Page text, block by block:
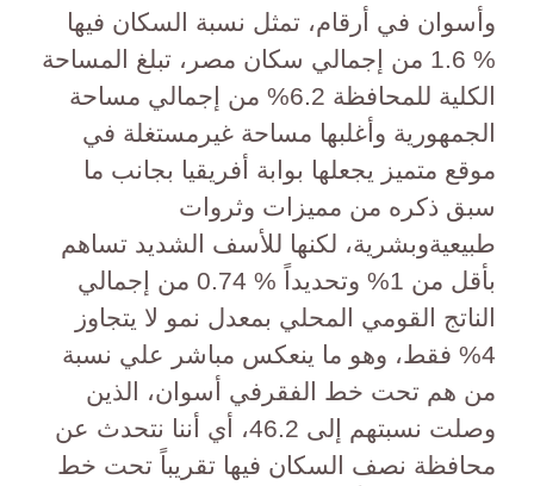
وأسوان في أرقام، تمثل نسبة السكان فيها
% 1.6 من إجمالي سكان مصر، تبلغ المساحة
الكلية للمحافظة 6.2% من إجمالي مساحة
الجمهورية وأغلبها مساحة غيرمستغلة في
موقع متميز يجعلها بوابة أفريقيا بجانب ما
سبق ذكره من مميزات وثروات
طبيعيةوبشرية، لكنها للأسف الشديد تساهم
بأقل من 1% وتحديداً % 0.74 من إجمالي
الناتج القومي المحلي بمعدل نمو لا يتجاوز
4% فقط، وهو ما ينعكس مباشر علي نسبة
من هم تحت خط الفقرفي أسوان، الذين
وصلت نسبتهم إلى 46.2، أي أننا نتحدث عن
محافظة نصف السكان فيها تقريباً تحت خط